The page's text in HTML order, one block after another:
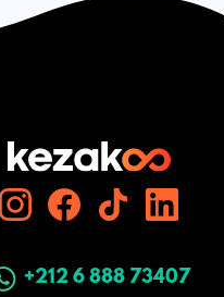
+212 6 888 73407